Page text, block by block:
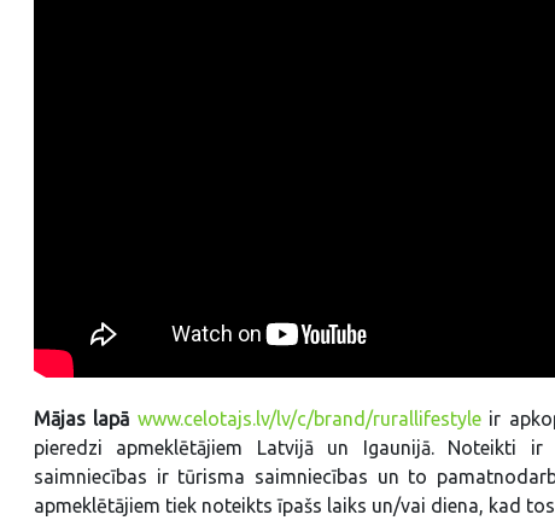
Mājas lapā www.celotajs.lv/lv/c/brand/rurallifestyleir
pieredzi apmeklētājiem Latvijā un Igaunijā. Noteikti ir
saimniecības ir tūrisma saimniecības un to
apmeklētājiem tiek noteikts īpašs laiks un/vai diena, kad